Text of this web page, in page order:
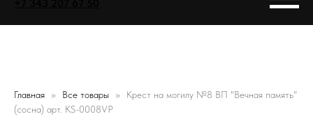
Главная Все товары
Крест на могилу №8 ВП "Вечная память"
(сосна) арт. KS-0008VP